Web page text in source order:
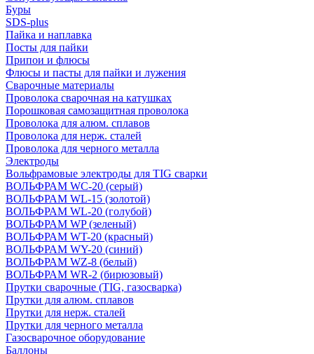
Буры
SDS-plus
Пайка и наплавка
Посты для пайки
Припои и флюсы
Флюсы и пасты для пайки и лужения
Сварочные материалы
Проволока сварочная на катушках
Порошковая самозащитная проволока
Проволока для алюм. сплавов
Проволока для нерж. сталей
Проволока для черного металла
Электроды
Вольфрамовые электроды для TIG сварки
ВОЛЬФРАМ WC-20 (серый)
ВОЛЬФРАМ WL-15 (золотой)
ВОЛЬФРАМ WL-20 (голубой)
ВОЛЬФРАМ WP (зеленый)
ВОЛЬФРАМ WT-20 (красный)
ВОЛЬФРАМ WY-20 (синий)
ВОЛЬФРАМ WZ-8 (белый)
ВОЛЬФРАМ WR-2 (бирюзовый)
Прутки сварочные (TIG, газосварка)
Прутки для алюм. сплавов
Прутки для нерж. сталей
Прутки для черного металла
Газосварочное оборудование
Баллоны